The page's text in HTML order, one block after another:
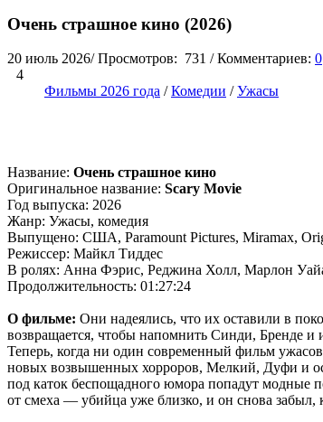
Очень страшное кино (2026)
20 июль 2026/ Просмотров: 731 / Комментариев: 0
4
Фильмы 2026 года /Комедии /Ужасы
Название: Очень страшное кино
Оригинальное название: Scary Movie
Год выпуска: 2026
Жанр: Ужасы, комедия
Выпущено: США, Paramount Pictures, Miramax,
Режиссер: Майкл Тиддес
В ролях: Анна Фэрис, Реджина Холл, Марлон
Продолжительность: 01:27:24
О фильме: Они надеялись, что их оставили в
возвращается, чтобы напомнить Синди, Бренде и
Теперь, когда ни один современный фильм ужасов
новых возвышенных хорроров, Мелкий, Дуфи и
под каток беспощадного юмора попадут модные
от смеха — убийца уже близко, и он снова забыл,